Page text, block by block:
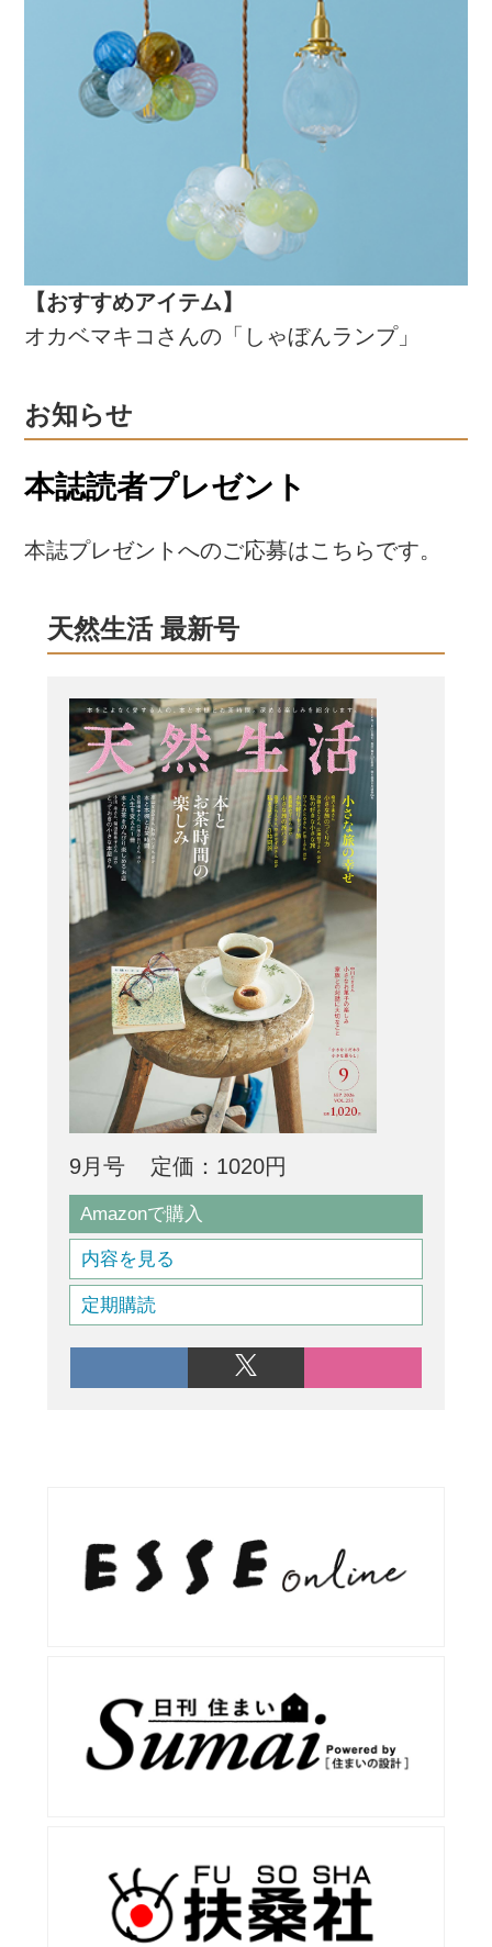
【おすすめアイテム】
オカベマキコさんの「しゃぼんランプ」
お知らせ
本誌読者プレゼント
本誌プレゼントへのご応募はこちらです。
天然生活 最新号
9月号 定価：1020円
Amazonで購入
内容を見る
定期購読